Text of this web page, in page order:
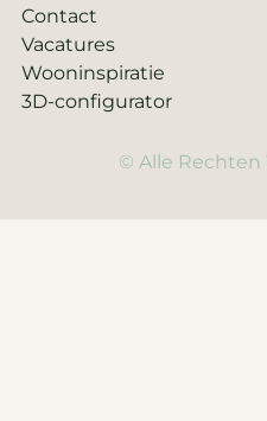
Contact
Vacatures
Wooninspiratie
3D-configurator
© Alle Rechten